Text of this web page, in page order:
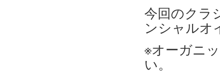
今回のクラ
ンシャルオ
※オーガニ
い。